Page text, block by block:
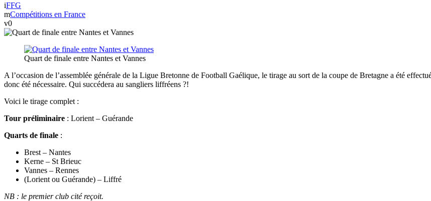
FFG
Compétitions en France
0
Quart de finale entre Nantes et Vannes
A l’occasion de l’assemblée générale de la Ligue Bretonne de Football Gaélique, le tirage au sort de la coupe de Bretagne a été
donc été nécessaire. Qui succédera au sangliers liffréens ?!
Voici le tirage complet :
Tour préliminaire : Lorient – Guérande
Quarts de finale :
Brest – Nantes
Kerne – St Brieuc
Vannes – Rennes
(Lorient ou Guérande) – Liffré
NB : le premier club cité reçoit.